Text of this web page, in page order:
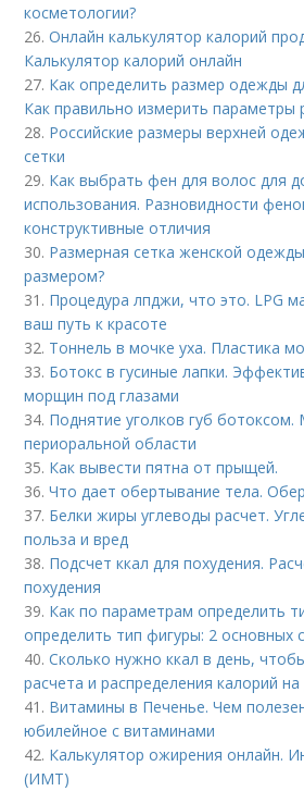
косметологии?
26.Онлайн калькулятор калорий
Калькулятор калорий онлайн
27. Как определить размер одежды
Как правильно измерить параметры
28. Российские размеры верхней
сетки
29. Как выбрать фен для волос для
использования. Разновидности
конструктивные отличия
30. Размерная сетка женской
размером?
31. Процедура лпджи, что это. LPG
ваш путь к красоте
32. Тоннель в мочке уха. Пластика
33. Ботокс в гусиные лапки.
морщин под глазами
34. Поднятие уголков губ
периоральной области
35. Как вывести пятна от прыщей.
36.Что дает обертывание тела.
37. Белки жиры углеводы расчет.
польза и вред
38. Подсчет ккал для похудения.
похудения
39. Как по параметрам определить
определить тип фигуры: 2 основных
40.Сколько нужно ккал в день,
расчета и распределения калорий на
41. Витамины в Печенье. Чем
юбилейное с витаминами
42. Калькулятор ожирения онлайн.
(ИМТ)